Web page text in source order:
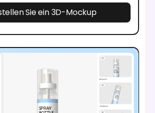
Sie ein 3D-Mockup